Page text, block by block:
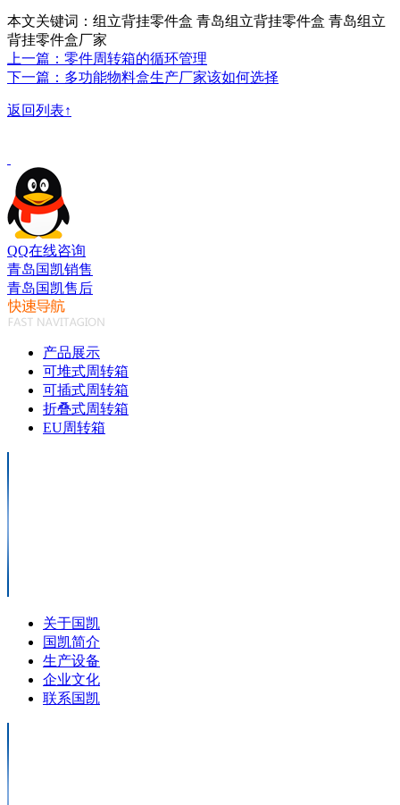
本文关键词：组立背挂零件盒 青岛组立背挂零件盒 青岛组立
背挂零件盒厂家
上一篇：零件周转箱的循环管理
下一篇：多功能物料盒生产厂家该如何选择
返回列表↑
QQ在线咨询
青岛国凯销售
青岛国凯售后
产品展示
可堆式周转箱
可插式周转箱
折叠式周转箱
EU周转箱
关于国凯
国凯简介
生产设备
企业文化
联系国凯